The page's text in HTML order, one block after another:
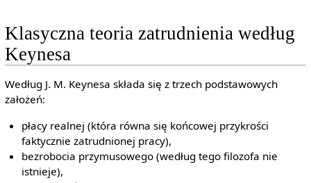
Klasyczna teoria zatrudnienia według
Keynesa
Według J. M. Keynesa składa się z trzech podstawowych
założeń:
płacy realnej (która równa się końcowej przykrości
faktycznie zatrudnionej pracy),
bezrobocia przymusowego (według tego filozofa nie
istnieje),